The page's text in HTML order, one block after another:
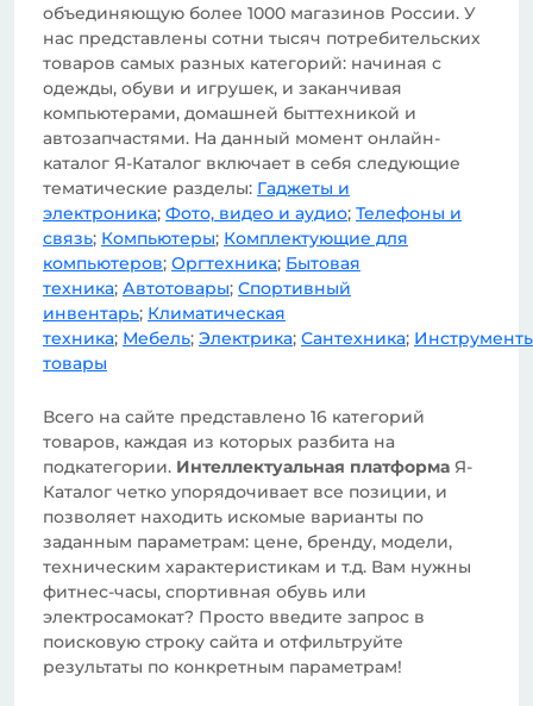
объединяющую более 1000 магазинов России. У
нас представлены сотни тысяч потребительских
товаров самых разных категорий: начиная с
одежды, обуви и игрушек, и заканчивая
компьютерами, домашней быттехникой и
автозапчастями. На данный момент онлайн-
каталог Я-Каталог включает в себя следующие
тематические разделы: Гаджеты и
электроника; Фото, видео и аудио; Телефоны и
связь; Компьютеры; Комплектующие для
компьютеров; Оргтехника; Бытовая
техника; Автотовары; Спортивный
инвентарь; Климатическая
техника; Мебель; Электрика; Сантехника;
товары
Всего на сайте представлено 16 категорий
товаров, каждая из которых разбита на
подкатегории. Интеллектуальная платформа Я-
Каталог четко упорядочивает все позиции, и
позволяет находить искомые варианты по
заданным параметрам: цене, бренду, модели,
техническим характеристикам и т.д. Вам нужны
фитнес-часы, спортивная обувь или
электросамокат? Просто введите запрос в
поисковую строку сайта и отфильтруйте
результаты по конкретным параметрам!